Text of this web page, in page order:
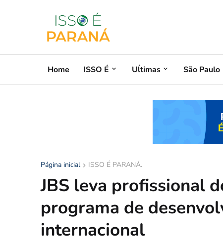
Home ISSO É Uĺtimas São Paulo
Página inicial ISSO É PARANÁ.
JBS leva profissional
programa de
internacional